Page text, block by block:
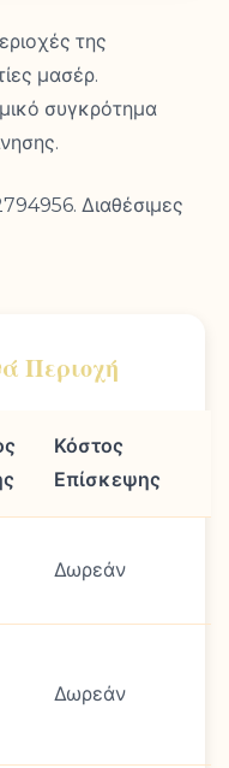
της
μασέρ.
συγκρότημα
Διαθέσιμες
Περιοχή
Κόστος
Επίσκεψης
Δωρεάν
Δωρεάν